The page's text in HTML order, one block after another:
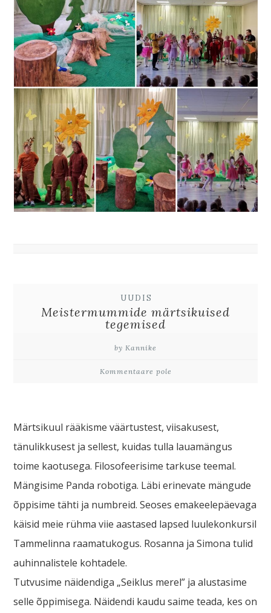
UUDIS
Meistermummide märtsikuised
tegemised
by Kannike
Kommentaare pole
Märtsikuul rääkisme väärtustest, viisakusest,
tänulikkusest ja sellest, kuidas tulla lauamängus
toime kaotusega. Filosofeerisime tarkuse teemal.
Mängisime Panda robotiga. Läbi erinevate mängude
õppisime tähti ja numbreid. Seoses emakeelepäevaga
käisid meie rühma viie aastased lapsed luulekonkursil
Tammelinna raamatukogus. Rosanna ja Simona tulid
auhinnalistele kohtadele.
Tutvusime näidendiga „Seiklus merel” ja alustasime
selle õppimisega. Näidendi kaudu saime teada, kes on